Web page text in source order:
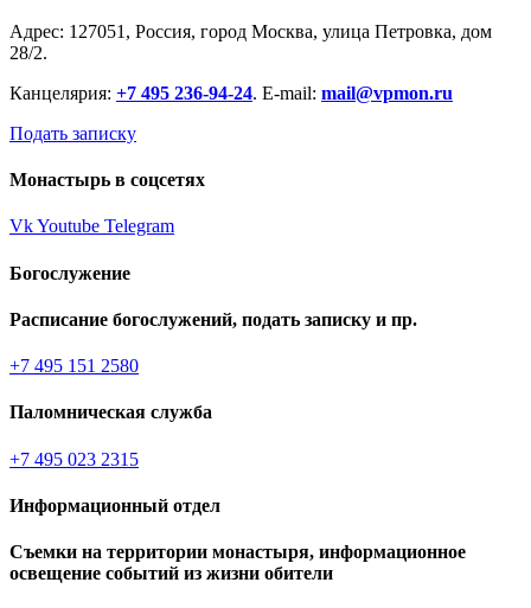
Адрес: 127051, Россия, город Москва, улица Петровка, дом
28/2.
Канцелярия: +7 495 236-94-24. E-mail: mail@vpmon.ru
Подать записку
Монастырь в соцсетях
VkYoutube Telegram
Богослужение
Расписание богослужений, подать записку и пр.
+7 495 151 2580
Паломническая служба
+7 495 023 2315
Информационный отдел
Съемки на территории монастыря, информационное
освещение событий из жизни обители